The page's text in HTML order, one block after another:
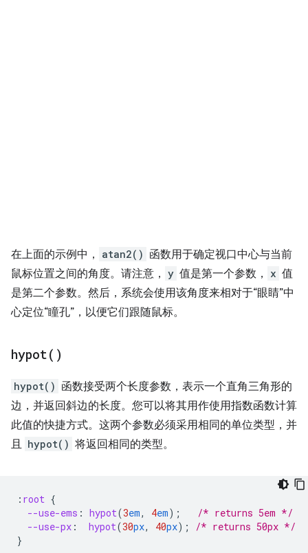
在上面的示例中， atan2() 函数用于确定视口中心与当前
鼠标位置之间的角度。请注意， y 值是第一个参数， x 值
是第二个参数。然后，系统会使用该角度来相对于“眼睛”中
心定位“瞳孔”，以便它们跟随鼠标。
hypot( )
hypot() 函数接受两个长度参数，表示一个直角三角形的
边，并返回斜边的长度。您可以将其用作使用指数函数计算
此值的快捷方式。这两个参数必须采用相同的单位类型，并
且 hypot() 将返回相同的类型。
: root {
--use-ems : hypot(3em, 4em);
/* returns 5em */
--use-px : hypot(30px, 40px);
/* returns 50px */
}